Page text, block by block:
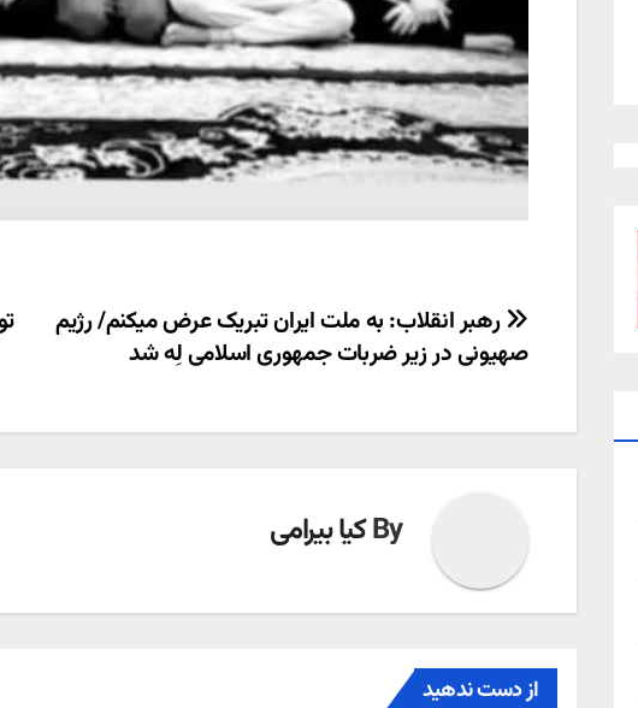
راهبری
نوشته
رهبر انقلاب: به ملت ایران تبریک عرض میکنم/ رژیم
صهیونی در زیر ضربات جمهوری اسلامی لِه شد
Byکیا بیرامی
از دست ندهید